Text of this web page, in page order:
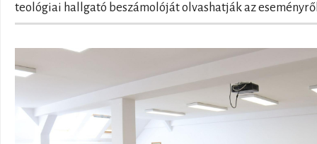
teológiai hallgató beszámolóját olvashatják az